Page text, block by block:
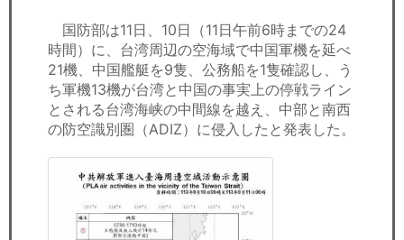
労務顧問
ＩＴ
国防部は11日、10日（11日午前6時までの24
時間）に、台湾周辺の空海域で中国軍機を延べ
21機、中国艦艇を9隻、公務船を1隻確認し、う
ち軍機13機が台湾と中国の事実上の停戦ライン
とされる台湾海峡の中間線を越え、中部と南西
の防空識別圏（ADIZ）に侵入したと発表した。